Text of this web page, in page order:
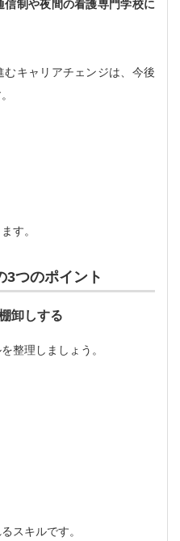
信制や夜間の看護専門学校に
キャリアチェンジは、今後
す。
3つのポイント
卸しする
整理しましょう。
スキルです。